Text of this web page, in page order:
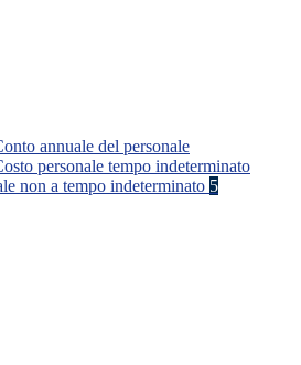
annuale del personale
personale tempo indeterminato
non a tempo indeterminato 5